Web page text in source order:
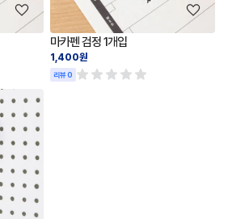
마카펜 검정 1개입
1,400원
리뷰 0